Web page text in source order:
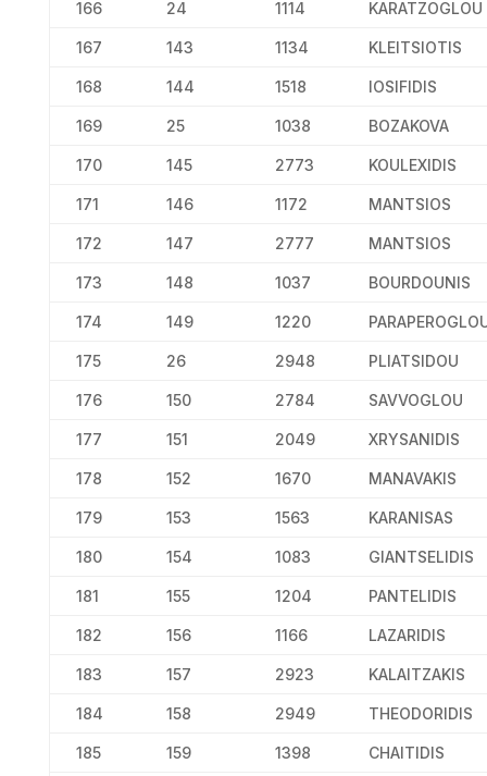
166 24 1114 KARATZOGLOU
167 143 1134 KLEITSIOTIS
168 144 1518 IOSIFIDIS
169 25 1038 BOZAKOVA
170 145 2773 KOULEXIDIS
171 146 1172 MANTSIOS
172 147 2777 MANTSIOS
173 148 1037 BOURDOUNIS
174 149 1220
175 26 2948 PLIATSIDOU
176 150 2784 SAVVOGLOU
177 151 2049 XRYSANIDIS
178 152 1670 MANAVAKIS
179 153 1563 KARANISAS
180 154 1083 GIANTSELIDIS
181 155 1204 PANTELIDIS
182 156 1166 LAZARIDIS
183 157 2923 KALAITZAKIS
184 158 2949 THEODORIDIS
185 159 1398 CHAITIDIS